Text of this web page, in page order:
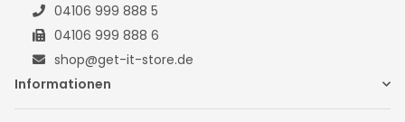
04106 999 888 5
04106 999 888 6
shop@get-it-store.de
Informationen